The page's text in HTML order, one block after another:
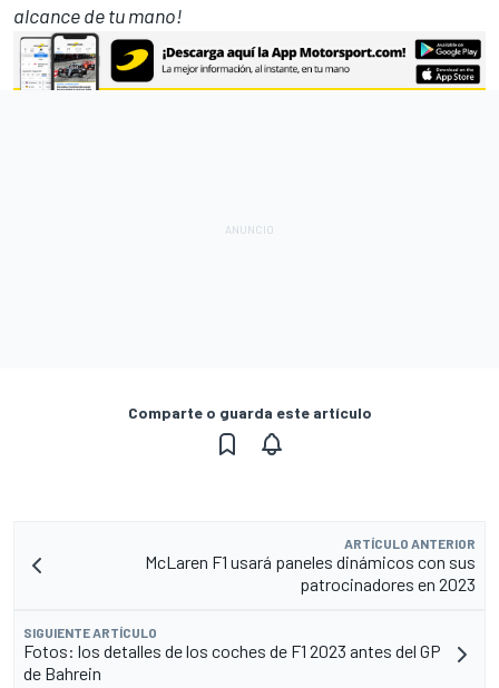
alcance de tu mano!
Comparte o guarda este artículo
ARTÍCULO ANTERIOR
McLaren F1 usará paneles dinámicos con sus
patrocinadores en 2023
SIGUIENTE ARTÍCULO
Fotos: los detalles de los coches de F1 2023 antes del GP
de Bahrein